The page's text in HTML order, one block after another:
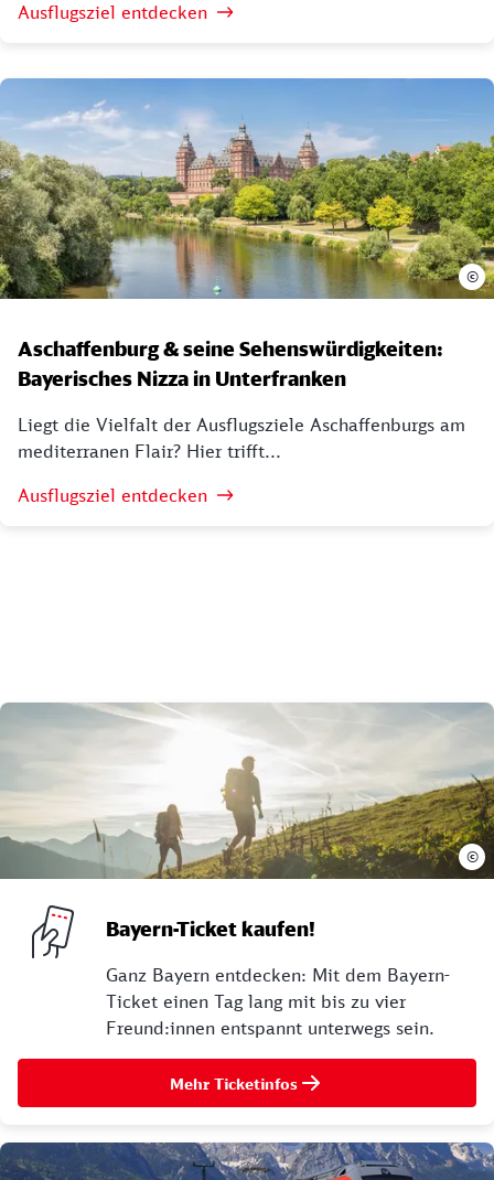
Ausflugsziel entdecken
Aschaffenburg & seine Sehenswürdigkeiten:
Bayerisches Nizza in Unterfranken
Liegt die Vielfalt der Ausflugsziele Aschaffenburgs am
mediterranen Flair? Hier trifft...
Ausflugsziel entdecken
©
Bayern-Ticket kaufen!
Ganz Bayern entdecken: Mit dem Bayern-
Ticket einen Tag lang mit bis zu vier
Freund:innen entspannt unterwegs sein.
Mehr Ticketinfos
©